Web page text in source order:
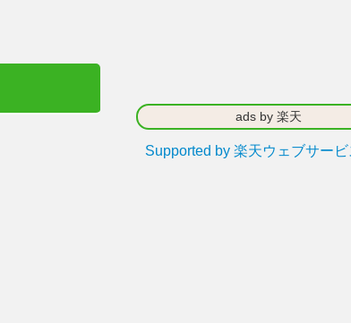
ads by 楽天
Supported by 楽天ウェブサービ